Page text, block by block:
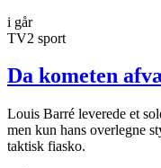
i går
TV2 sport
Da kometen
Louis Barré leverede et
men kun hans overlegne
taktisk fiasko.